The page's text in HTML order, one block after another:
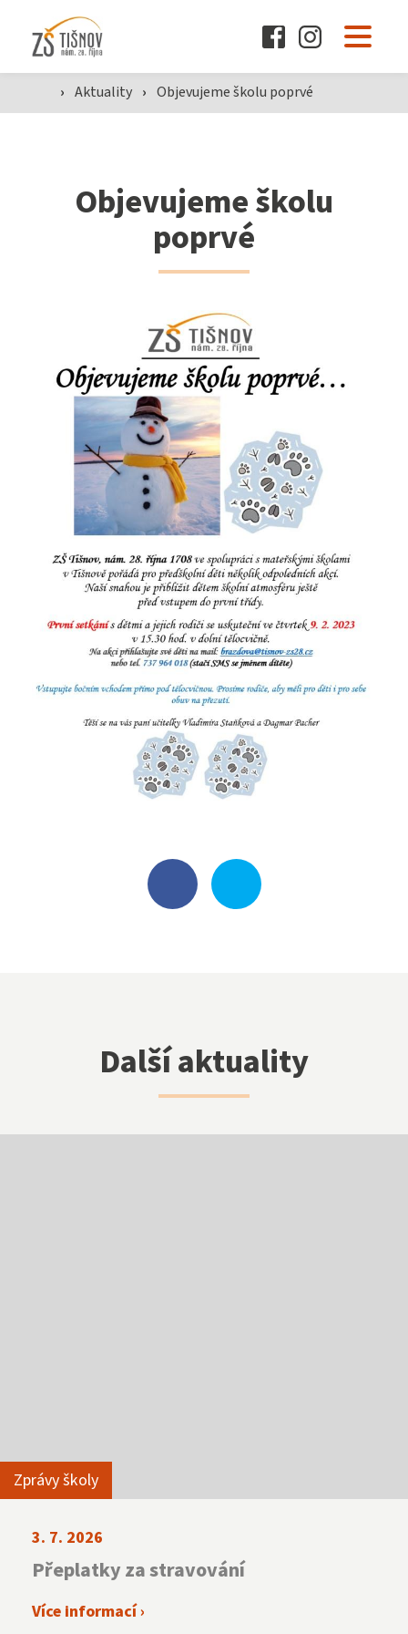
O škole
Pro žáky a rodiče
Dokumenty
Klub přátel školy
Facebook
EduPage
› Aktuality › Objevujeme školu poprvé
Objevujeme školu
poprvé
Další aktuality
Zprávy školy
3. 7. 2026
Přeplatky za stravování
Více informací ›